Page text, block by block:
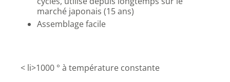
marché japonais (15 ans)
Assemblage facile
< li>1000 ° à température constante